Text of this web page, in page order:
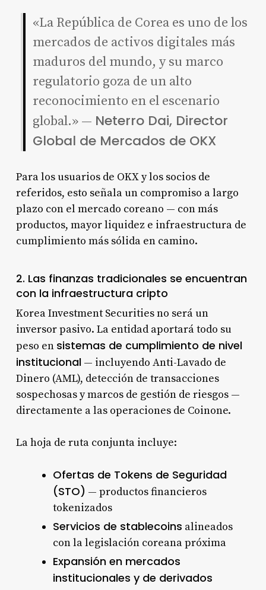
«La República de Corea es uno de los
mercados de activos digitales más
maduros del mundo, y su marco
regulatorio goza de un alto
reconocimiento en el escenario
global.» — Neterro Dai, Director
Global de Mercados de OKX
Para los usuarios de OKX y los socios de
referidos, esto señala un compromiso a largo
plazo con el mercado coreano — con más
productos, mayor liquidez e infraestructura de
cumplimiento más sólida en camino.
2. Las finanzas tradicionales se encuentran
con la infraestructura cripto
Korea Investment Securities no será un
inversor pasivo. La entidad aportará todo su
peso en sistemas de cumplimiento de nivel
institucional— incluyendo Anti-Lavado de
Dinero (AML), detección de transacciones
sospechosas y marcos de gestión de riesgos —
directamente a las operaciones de Coinone.
La hoja de ruta conjunta incluye:
Ofertas de Tokens de Seguridad
(STO) — productos financieros
tokenizados
Servicios de stablecoins alineados
con la legislación coreana próxima
Expansión en mercados
institucionales y de derivados